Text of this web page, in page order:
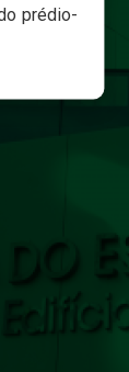
prédio-